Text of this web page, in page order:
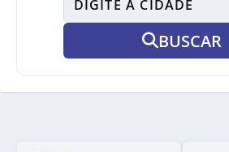
BUSCAR